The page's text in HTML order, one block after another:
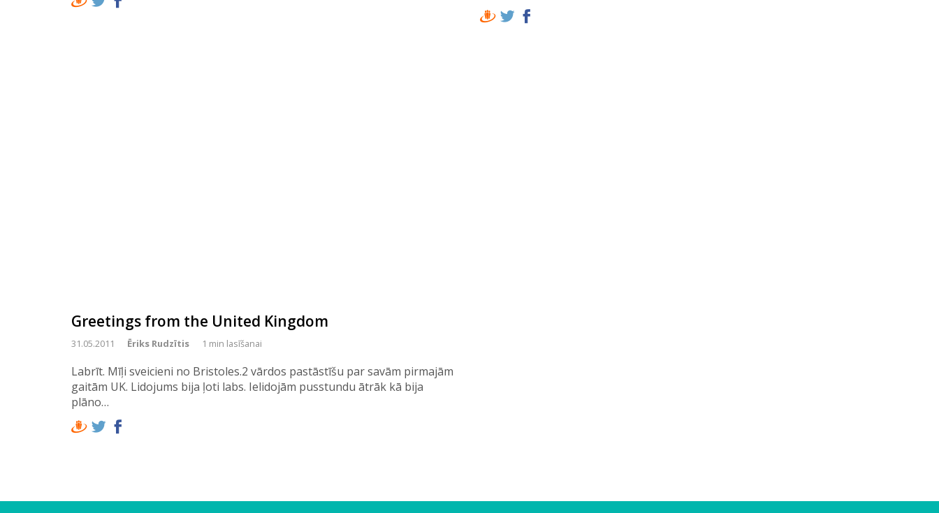
Greetings from the United Kingdom
31.05.2011 Ēriks Rudzītis 1 min lasīšanai
Labrīt. Mīļi sveicieni no Bristoles.2 vārdos pastāstīšu par savām pirmajām
gaitām UK. Lidojums bija ļoti labs. Ielidojām pusstundu ātrāk kā bija
plāno…